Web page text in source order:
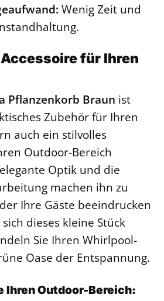
Wenig Zeit und
für Ihren
Pflanzenkorb Braun ist
Zubehör für Ihren
auch ein stilvolles
Outdoor-Bereich
Optik und die
machen ihn zu
Ihre Gäste beeindrucken
dieses kleine Stück
Sie Ihren Whirlpool-
Oase der Entspannung.
Ihren Outdoor-Bereich: